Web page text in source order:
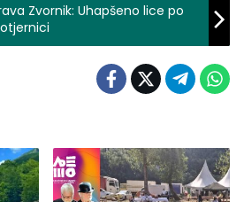
Zvornik: Uhapšeno lice po